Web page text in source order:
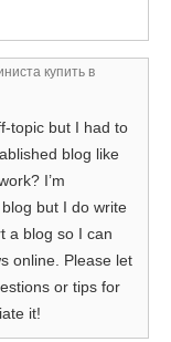
купить в
topic but I had to
blog like
I’m
but I do write
a blog so I can
online. Please let
or tips for
it!